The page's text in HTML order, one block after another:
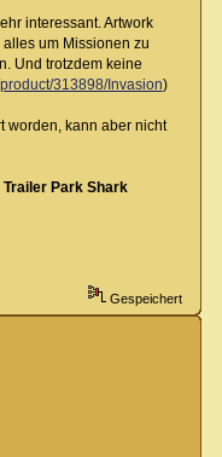
interessant. Artwork
um Missionen zu
Und trotzdem keine
313898/Invasion)
worden, kann aber nicht
Trailer Park Shark
Gespeichert